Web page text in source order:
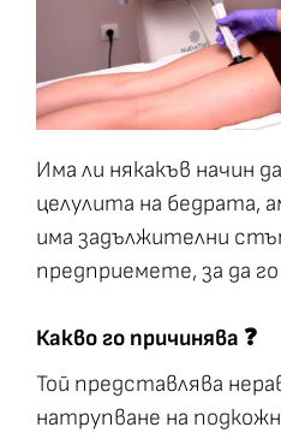
Има ли някакъв начин
целулита на бедрата,
има задължителни
предприемете, за да
Какво го причинява ❓
Той представлява
натрупване на